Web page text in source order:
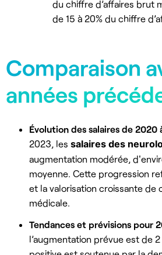
du chiffre d’affaires brut
de 15 à 20% du chiffre
Comparaison
années
Évolution des salaires de 2020
2023, les salaires des
augmentation modérée,
moyenne. Cette progression
et la valorisation croissante de
médicale.
Tendances et prévisions pour
l’augmentation prévue est de